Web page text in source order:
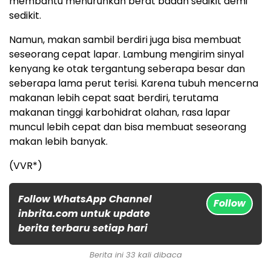
sedikit.
Namun, makan sambil berdiri juga bisa membuat
seseorang cepat lapar. Lambung mengirim sinyal
kenyang ke otak tergantung seberapa besar dan
seberapa lama perut terisi. Karena tubuh mencerna
makanan lebih cepat saat berdiri, terutama
makanan tinggi karbohidrat olahan, rasa lapar
muncul lebih cepat dan bisa membuat seseorang
makan lebih banyak.
(VVR*)
Follow WhatsApp Channel
inbrita.com untuk update
berita terbaru setiap hari
Follow
Berita ini 33 kali dibaca